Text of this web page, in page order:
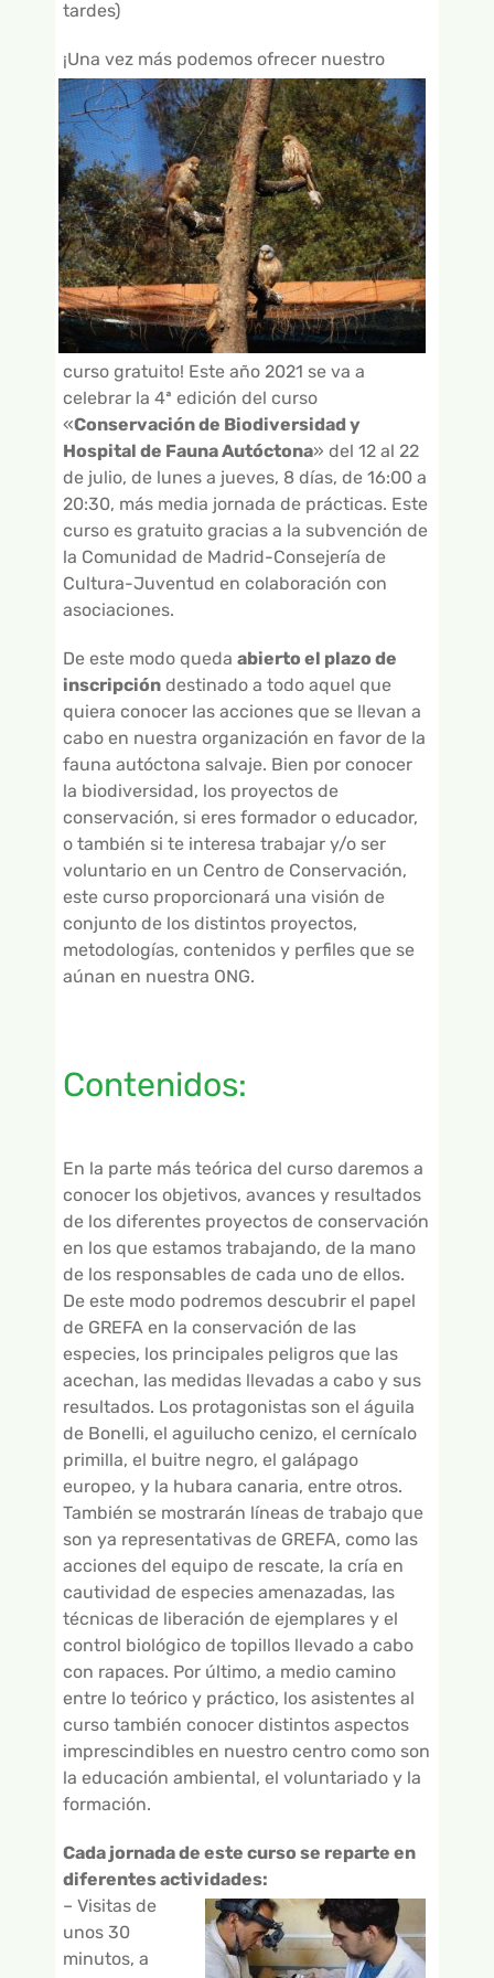
GALERÍA DE VÍDEOS
tardes)
¡Una vez más podemos ofrecer nuestro
curso gratuito! Este año 2021 se va a
celebrar la 4ª edición del curso
«Conservación de Biodiversidad y
Hospital de Fauna Autóctona» del 12 al 22
de julio, de lunes a jueves, 8 días, de 16:00 a
20:30, más media jornada de prácticas. Este
curso es gratuito gracias a la subvención de
la Comunidad de Madrid-Consejería de
Cultura-Juventud en colaboración con
asociaciones.
De este modo quedaabierto el plazo de
inscripción destinado a todo aquel que
quiera conocer las acciones que se llevan a
cabo en nuestra organización en favor de la
fauna autóctona salvaje. Bien por conocer
la biodiversidad, los proyectos de
conservación, si eres formador o educador,
o también si te interesa trabajar y/o ser
voluntario en un Centro de Conservación,
este curso proporcionará una visión de
conjunto de los distintos proyectos,
metodologías, contenidos y perfiles que se
aúnan en nuestra ONG.
Contenidos:
En la parte más teórica del curso daremos a
conocer los objetivos, avances y resultados
de los diferentes proyectos de conservación
en los que estamos trabajando, de la mano
de los responsables de cada uno de ellos.
De este modo podremos descubrir el papel
de GREFA en la conservación de las
especies, los principales peligros que las
acechan, las medidas llevadas a cabo y sus
resultados. Los protagonistas son el águila
de Bonelli, el aguilucho cenizo, el cernícalo
primilla, el buitre negro, el galápago
europeo, y la hubara canaria, entre otros.
También se mostrarán líneas de trabajo que
son ya representativas de GREFA, como las
acciones del equipo de rescate, la cría en
cautividad de especies amenazadas, las
técnicas de liberación de ejemplares y el
control biológico de topillos llevado a cabo
con rapaces. Por último, a medio camino
entre lo teórico y práctico, los asistentes al
curso también conocer distintos aspectos
imprescindibles en nuestro centro como son
la educación ambiental, el voluntariado y la
formación.
Cada jornada de este curso se reparte en
diferentes actividades:
– Visitas de
unos 30
minutos, a